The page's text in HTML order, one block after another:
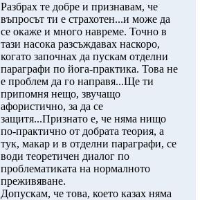
Разбрах те добре и признавам, че
въпросът ти е страхотен...и може да
се окаже и много навреме. Точно в
тази насока разсъждавах наскоро,
когато започнах да пускам отделни
параграфи по йога-практика. Това не
е проблем да го направя...Ще ти
припомня нещо, звучащо
афористично, за да се
защитя...Признато е, че няма нищо
по-практично от добрата теория, а
тук, макар и в отделни параграфи, се
води теоретичен диалог по
проблематиката на нормалното
преживяване.
Допускам, че това, което казах няма